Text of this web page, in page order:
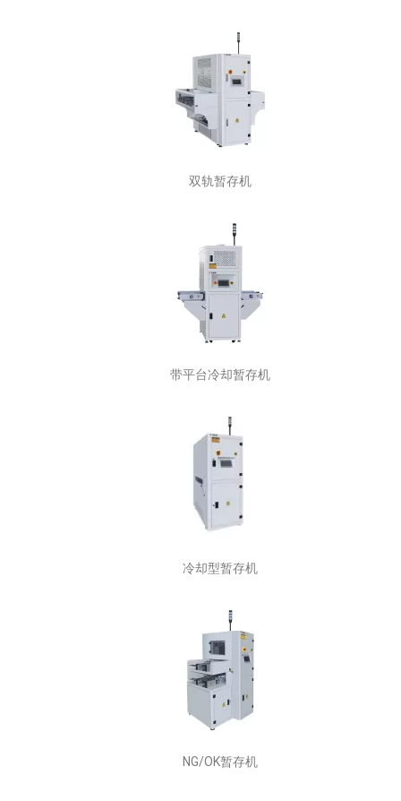
双轨暂存机
带平台冷却暂存机
冷却型暂存机
NG/OK暂存机